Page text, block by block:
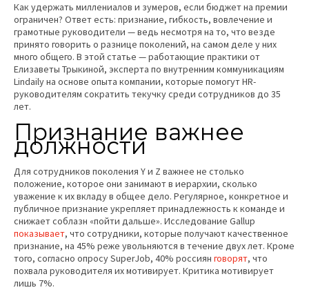
Как удержать миллениалов и зумеров, если бюджет на премии
ограничен? Ответ есть: признание, гибкость, вовлечение и
грамотные руководители — ведь несмотря на то, что везде
принято говорить о разнице поколений, на самом деле у них
много общего. В этой статье — работающие практики от
Елизаветы Трыкиной, эксперта по внутренним коммуникациям
Lindaily на основе опыта компании, которые помогут HR-
руководителям сократить текучку среди сотрудников до 35
лет.
Признание важнее
должности
Для сотрудников поколения Y и Z важнее не столько
положение, которое они занимают в иерархии, сколько
уважение к их вкладу в общее дело. Регулярное, конкретное и
публичное признание укрепляет принадлежность к команде и
снижает соблазн «пойти дальше». Исследование Gallup
показывает, что сотрудники, которые получают качественное
признание, на 45% реже увольняются в течение двух лет. Кроме
того, согласно опросу SuperJob, 40% россиян говорят, что
похвала руководителя их мотивирует. Критика мотивирует
лишь 7%.